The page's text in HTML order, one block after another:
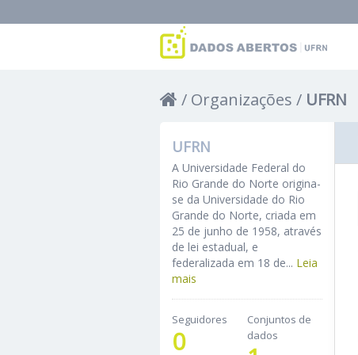
Organizações UFRN
UFRN
A Universidade Federal do
Rio Grande do Norte origina-
se da Universidade do Rio